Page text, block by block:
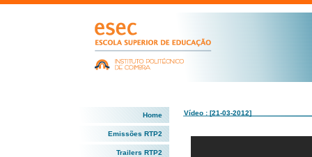
Home
Emissões RTP2
Trailers RTP2
Vídeo : [21-03-2012]